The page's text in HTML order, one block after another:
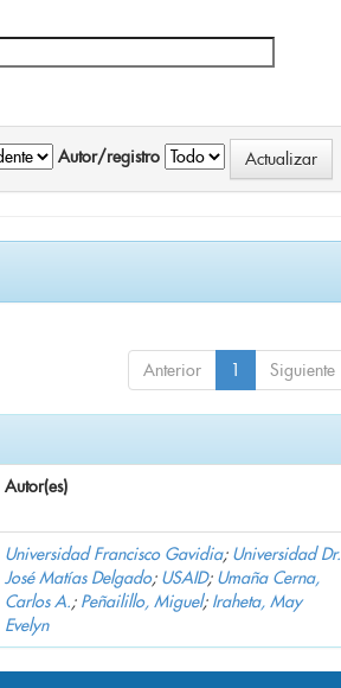
Autor/registro
Anterior 1 Siguiente
Autor(es)
Universidad Francisco Gavidia; Universidad Dr.
José Matías Delgado; USAID; Umaña Cerna,
Carlos A.; Peñailillo, Miguel; Iraheta, May
Evelyn